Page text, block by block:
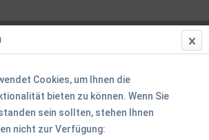
Cookies, um Ihnen die
bieten zu können. Wenn Sie
sein sollten, stehen Ihnen
nicht zur Verfügung: